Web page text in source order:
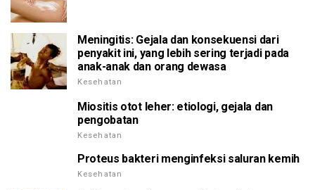
Meningitis: Gejala dan konsekuensi dari
penyakit ini, yang lebih sering terjadi pada
anak-anak dan orang dewasa
Kesehatan
Miositis otot leher: etiologi, gejala dan
pengobatan
Kesehatan
Proteus bakteri menginfeksi saluran kemih
Kesehatan